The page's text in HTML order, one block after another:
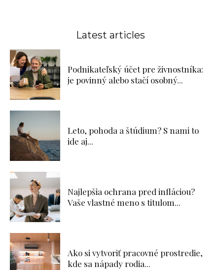
Latest articles
Podnikateľský účet pre živnostníka:
je povinný alebo stačí osobný...
Leto, pohoda a štúdium? S nami to
ide aj...
Najlepšia ochrana pred infláciou?
Vaše vlastné meno s titulom...
Ako si vytvoriť pracovné prostredie,
kde sa nápady rodia...